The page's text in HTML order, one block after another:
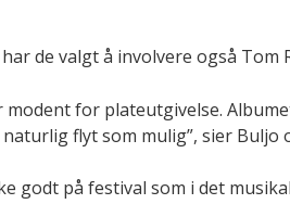
de valgt å involvere også Tom
for plateutgivelse.
flyt som mulig”, sier Buljo
godt på festival som i det